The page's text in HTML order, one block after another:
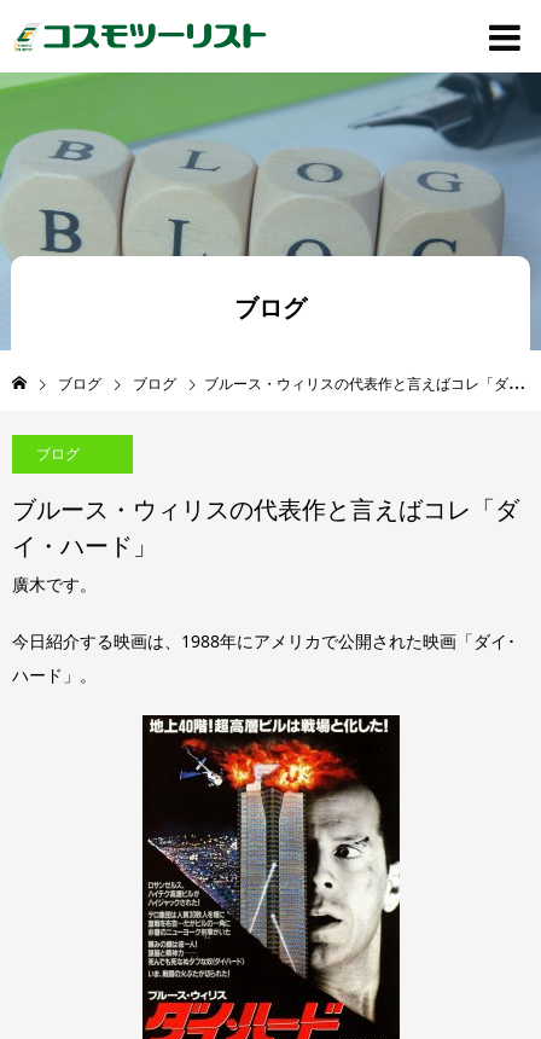
ブログ
ブログ ブログ ブルース・ウィリスの代表作と言えばコレ「ダイ・ハード」
ブログ
ブルース・ウィリスの代表作と言えばコレ「ダ
イ・ハード」
廣木です。
今日紹介する映画は、1988年にアメリカで公開された映画「ダイ･
ハード」。